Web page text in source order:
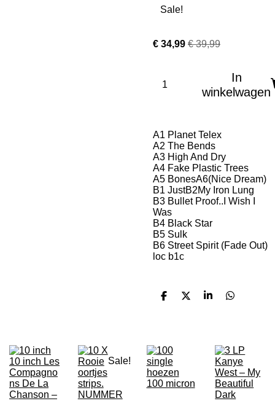
Sale!
€ 34,99 € 39,99
In
winkelwagen
A1 Planet Telex
A2 The Bends
A3 High And Dry
A4 Fake Plastic Trees
A5 BonesA6(Nice Dream)
B1 JustB2My Iron Lung
B3 Bullet Proof..I Wish I
Was
B4 Black Star
B5 Sulk
B6 Street Spirit (Fade Out)
loc b1c
D
D
S
D
Sale!